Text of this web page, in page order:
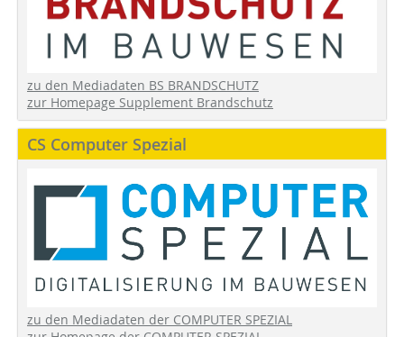
zu den Mediadaten BS BRANDSCHUTZ
zur Homepage Supplement Brandschutz
CS Computer Spezial
zu den Mediadaten der COMPUTER SPEZIAL